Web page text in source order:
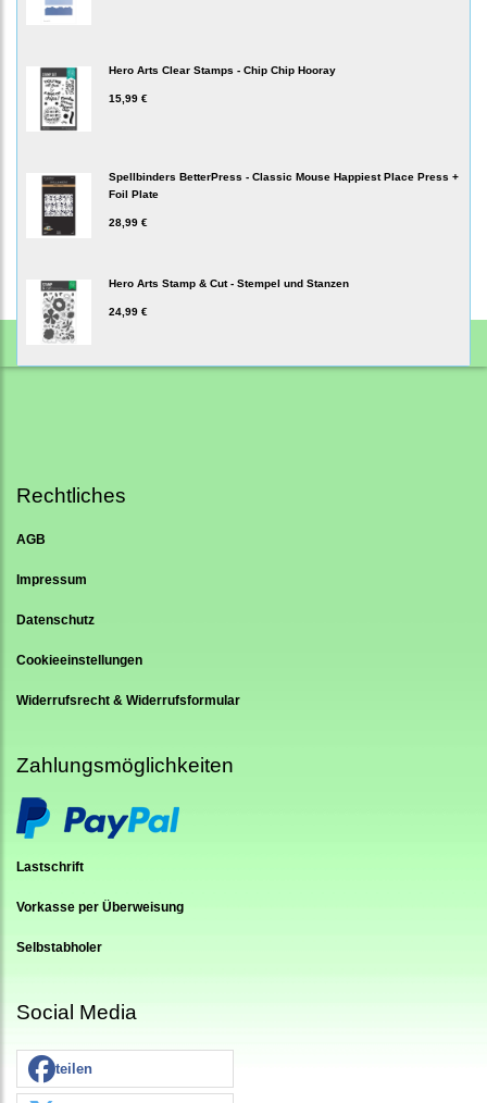
Hero Arts Clear Stamps - Chip Chip Hooray
15,99 €
Spellbinders BetterPress - Classic Mouse Happiest Place Press +
Foil Plate
28,99 €
Hero Arts Stamp & Cut - Stempel und Stanzen
24,99 €
Rechtliches
AGB
Impressum
Datenschutz
Cookieeinstellungen
Widerrufsrecht & Widerrufsformular
Zahlungsmöglichkeiten
Lastschrift
Vorkasse per Überweisung
Selbstabholer
Social Media
teilen